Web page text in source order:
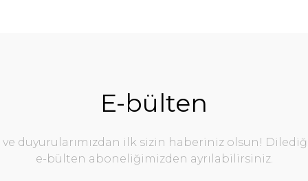
E-bülten
ve duyurularımızdan ilk sizin haberiniz olsun!
e-bülten aboneliğimizden ayrılabilirsiniz.